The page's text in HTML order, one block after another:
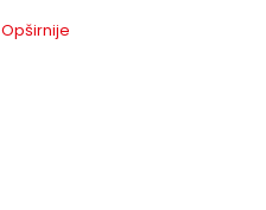
Opširnije